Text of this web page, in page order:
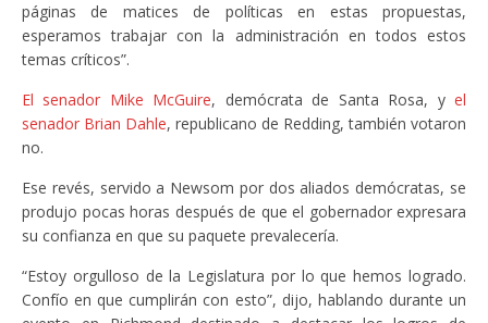
páginas de matices de políticas en estas propuestas,
esperamos trabajar con la administración en todos estos
temas críticos”.
El senador Mike McGuire, demócrata de Santa Rosa, yel
senador Brian Dahle, republicano de Redding, también votaron
no.
Ese revés, servido a Newsom por dos aliados demócratas, se
produjo pocas horas después de que el gobernador expresara
su confianza en que su paquete prevalecería.
“Estoy orgulloso de la Legislatura por lo que hemos logrado.
Confío en que cumplirán con esto”, dijo, hablando durante un